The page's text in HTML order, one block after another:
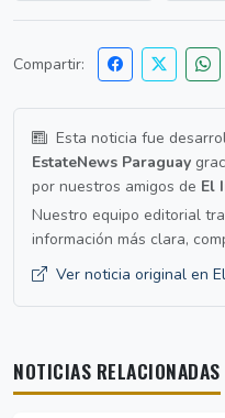
Compartir:
Esta noticia fue
EstateNews Paraguay
por nuestros amigos de El
Nuestro equipo editorial
información más clara,
Ver noticia original en
NOTICIAS RELACIONADAS